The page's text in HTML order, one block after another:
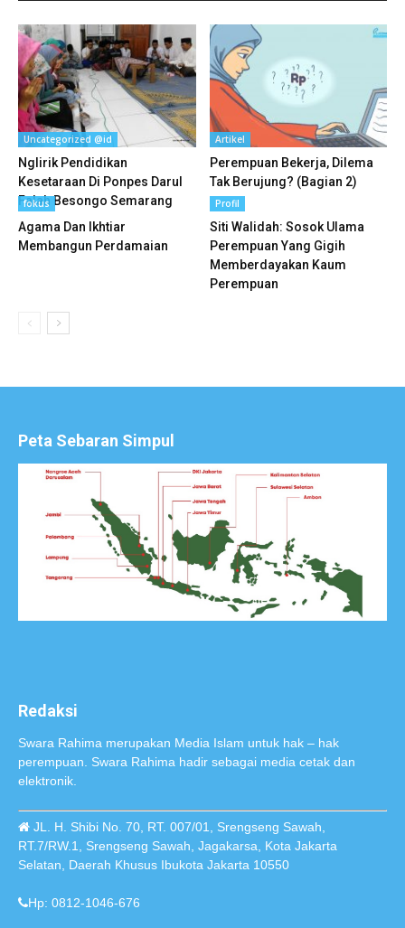
Uncategorized @id
Nglirik Pendidikan
Kesetaraan Di Ponpes Darul
Falah Besongo Semarang
Artikel
Perempuan Bekerja, Dilema
Tak Berujung? (Bagian 2)
fokus
Agama Dan Ikhtiar
Membangun Perdamaian
Profil
Siti Walidah: Sosok Ulama
Perempuan Yang Gigih
Memberdayakan Kaum
Perempuan
Peta Sebaran Simpul
Redaksi
Swara Rahima merupakan Media Islam untuk hak – hak
perempuan. Swara Rahima hadir sebagai media cetak dan
elektronik.
JL. H. Shibi No. 70, RT. 007/01, Srengseng Sawah,
RT.7/RW.1, Srengseng Sawah, Jagakarsa, Kota Jakarta
Selatan, Daerah Khusus Ibukota Jakarta 10550
Hp: 0812-1046-676